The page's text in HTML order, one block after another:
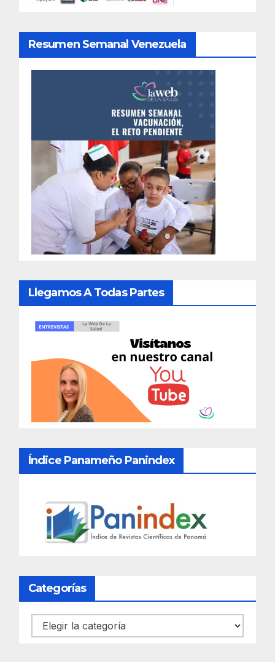
Resumen Semanal Venezuela
Llegamos A Todas Partes
Índice Panameño Panindex
Categorías
Categorías